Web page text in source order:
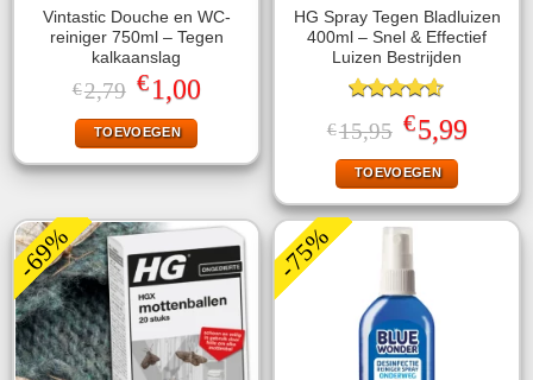
Vintastic Douche en WC-
reiniger 750ml – Tegen
kalkaanslag
€2,79 Oorspronkelijke
prijs
was:
€2,79.
€1,00Huidige
prijs
is:
TOEVOEGEN
HG Spray Tegen Bladluizen
400ml – Snel & Effectief
Luizen Bestrijden
Gewaardeerd
4.56uit 5
€15,95 Oorspronkelijke
prijs
was:
€15,95.
€5,99Huidige
prijs
TOEVOEGEN
-69% -75%